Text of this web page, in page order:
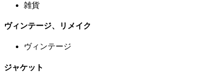
雑貨
ヴィンテージ、リメイク
ヴィンテージ
ジャケット